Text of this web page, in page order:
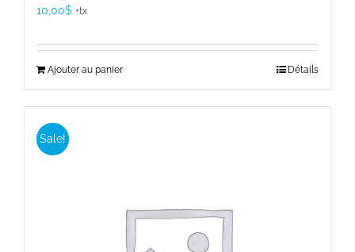
10,00$ +tx
Ajouter au panier Détails
Sale!